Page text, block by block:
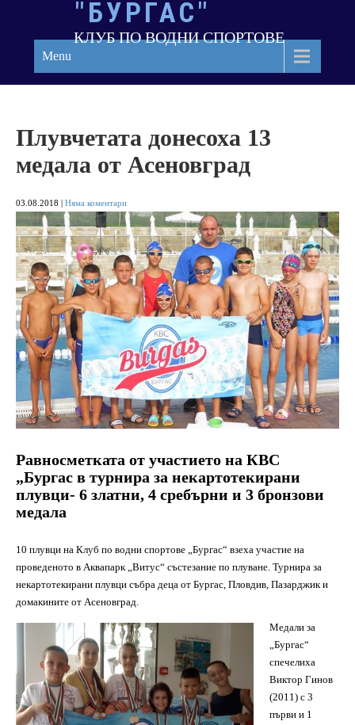
"БУРГАС"
КЛУБ ПО ВОДНИ СПОРТОВЕ
Menu
Плувчетата донесоха 13
медала от Асеновград
03.08.2018 | Няма коментари
Равносметката от участието на КВС
„Бургас в турнира за некартотекирани
плувци- 6 златни, 4 сребърни и 3 бронзови
медала
10 плувци на Клуб по водни спортове „Бургас“ взеха участие на
проведеното в Аквапарк „Витус“ състезание по плуване. Турнира за
некартотекирани плувци събра деца от Бургас, Пловдив, Пазарджик и
домакините от Асеновград.
Медали за
„Бургас“
спечелиха
Виктор Гинов
(2011) с 3
първи и 1